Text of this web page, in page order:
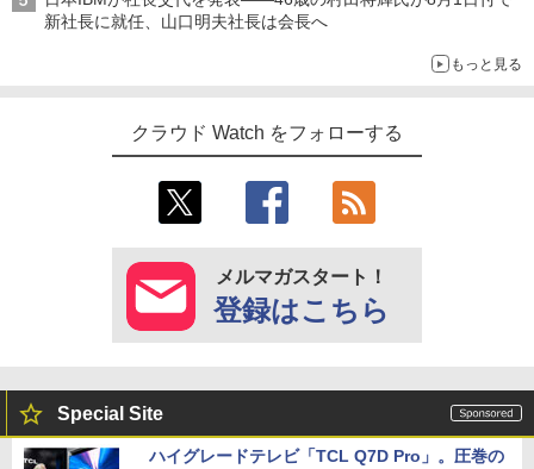
新社長に就任、山口明夫社長は会長へ
もっと見る
クラウド Watch をフォローする
メルマガスタート！
登録はこちら
Special Site
ハイグレードテレビ「TCL Q7D Pro」。圧巻の